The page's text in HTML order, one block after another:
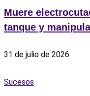
Muere
tanque y
31 de julio de 2026
Sucesos